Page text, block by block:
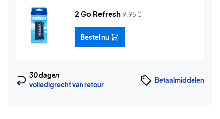
2 Go Refresh9,95€
Bestel nu
30 dagen
volledig recht van retour
Betaalmiddelen